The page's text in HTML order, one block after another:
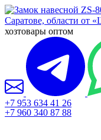
хозтовары оптом
+7 953 634 41 26
+7 960 340 87 88